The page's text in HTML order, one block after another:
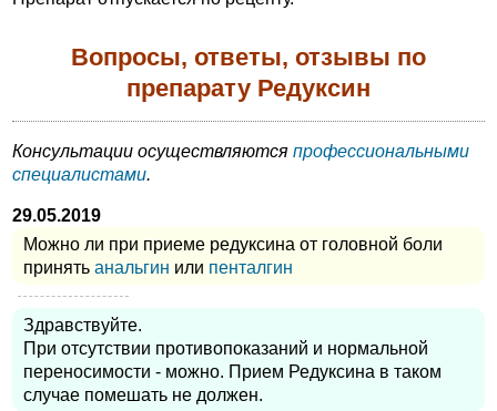
Вопросы, ответы, отзывы по
препарату Редуксин
Консультации осуществляются профессиональными
специалистами.
29.05.2019
Можно ли при приеме редуксина от головной боли
принять анальгин или пенталгин
Здравствуйте.
При отсутствии противопоказаний и нормальной
переносимости - можно. Прием Редуксина в таком
случае помешать не должен.